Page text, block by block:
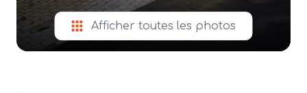
Afficher toutes les photos